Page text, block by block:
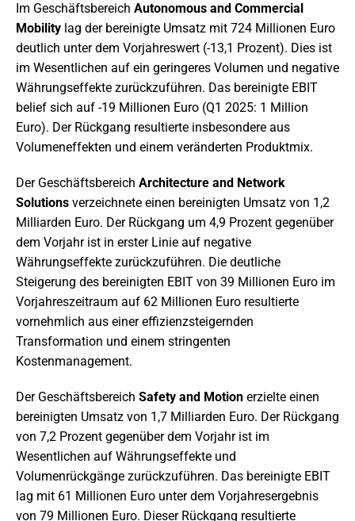
Im Geschäftsbereich Autonomous and Commercial
Mobility lag der bereinigte Umsatz mit 724 Millionen Euro
deutlich unter dem Vorjahreswert (-13,1 Prozent). Dies ist
im Wesentlichen auf ein geringeres Volumen und negative
Währungseffekte zurückzuführen. Das bereinigte EBIT
belief sich auf -19 Millionen Euro (Q1 2025: 1 Million
Euro). Der Rückgang resultierte insbesondere aus
Volumeneffekten und einem veränderten Produktmix.
Der Geschäftsbereich Architecture and Network
Solutions verzeichnete einen bereinigten Umsatz von 1,2
Milliarden Euro. Der Rückgang um 4,9 Prozent gegenüber
dem Vorjahr ist in erster Linie auf negative
Währungseffekte zurückzuführen. Die deutliche
Steigerung des bereinigten EBIT von 39 Millionen Euro im
Vorjahreszeitraum auf 62 Millionen Euro resultierte
vornehmlich aus einer effizienzsteigernden
Transformation und einem stringenten
Kostenmanagement.
Der Geschäftsbereich Safety and Motion erzielte einen
bereinigten Umsatz von 1,7 Milliarden Euro. Der Rückgang
von 7,2 Prozent gegenüber dem Vorjahr ist im
Wesentlichen auf Währungseffekte und
Volumenrückgänge zurückzuführen. Das bereinigte EBIT
lag mit 61 Millionen Euro unter dem Vorjahresergebnis
von 79 Millionen Euro. Dieser Rückgang resultierte